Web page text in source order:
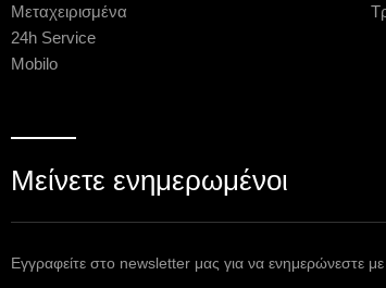
Μεταχειρισμένα
24h Service
Mobilo
Μείνετε ενημερωμένοι
Εγγραφείτε στο newsletter μας για να ενημερώνεστε με